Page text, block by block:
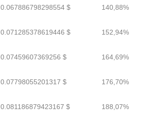
0.067886798298554 $ 140,88%
0.071285378619446 $ 152,94%
0.07459607369256 $ 164,69%
0.07798055201317 $ 176,70%
0.081186879423167 $ 188,07%